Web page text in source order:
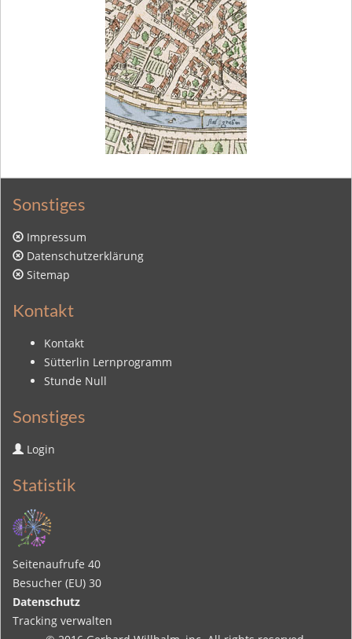
Sonstiges
Impressum
Datenschutzerklärung
Sitemap
Kontakt
Kontakt
Sütterlin Lernprogramm
Stunde Null
Sonstiges
Login
Statistik
Seitenaufrufe 40
Besucher (EU) 30
Datenschutz
Tracking verwalten